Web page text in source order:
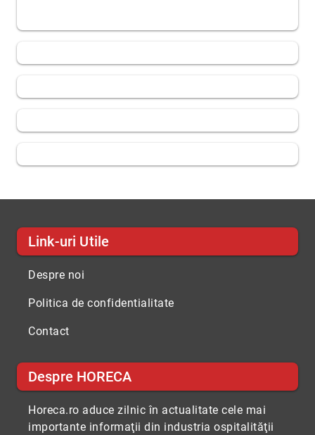
Link-uri Utile
Despre noi
Politica de confidentialitate
Contact
Despre HORECA
Horeca.ro aduce zilnic în actualitate cele mai
importante informaţii din industria ospitalităţii